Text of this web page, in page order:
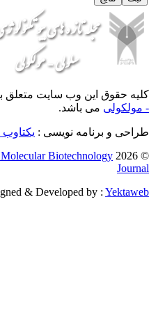
وب سایت متعلق بهمجله تازه
نویسی :یکتاوب افزار شرق
Cellular and Molecular
Designed &